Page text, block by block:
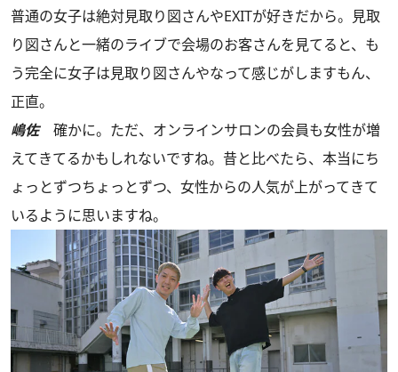
普通の女子は絶対見取り図さんやEXITが好きだから。見取
り図さんと一緒のライブで会場のお客さんを見てると、も
う完全に女子は見取り図さんやなって感じがしますもん、
正直。
嶋佐確かに。ただ、オンラインサロンの会員も女性が増
えてきてるかもしれないですね。昔と比べたら、本当にち
ょっとずつちょっとずつ、女性からの人気が上がってきて
いるように思いますね。